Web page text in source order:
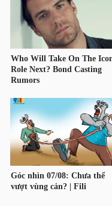
TIÊU
THIẾT
YẾU